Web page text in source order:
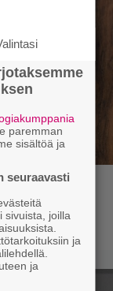
yhteyden
paremman
sisältöä ja
seuraavasti
sivuista, joilla
ja
ja